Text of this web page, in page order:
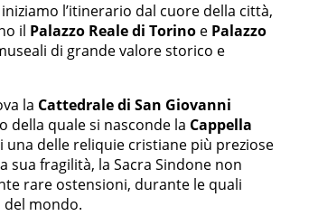
l’itinerario dal cuore della città,
il Palazzo Reale di Torino e Palazzo
di grande valore storico e
la Cattedrale di San Giovanni
della quale si nasconde la Cappella
una delle reliquie cristiane più preziose
sua fragilità, la Sacra Sindone non
rare ostensioni, durante le quali
mondo.